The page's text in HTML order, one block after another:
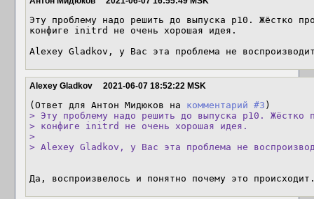
Эту проблему надо решить до выпуска p10. Жёстко
конфиге initrd не очень хорошая идея.
Alexey Gladkov, у Вас эта проблема не
Alexey Gladkov 2021-06-07 18:52:22 MSK
(Ответ для Антон Мидюков на комментарий #3
> Эту проблему надо решить до выпуска p10. Жёстко
> конфиге initrd не очень хорошая идея.
>
> Alexey Gladkov, у Вас эта проблема не
Да, воспроизвелось и понятно почему это